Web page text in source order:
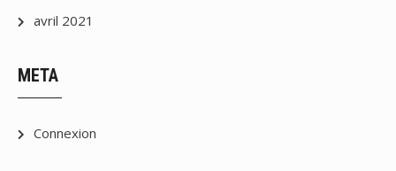
avril 2021
META
Connexion